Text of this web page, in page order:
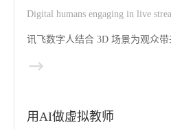
Digital humans engaging in live
讯飞数字人结合 3D 场景为观众带
用AI做虚拟教师